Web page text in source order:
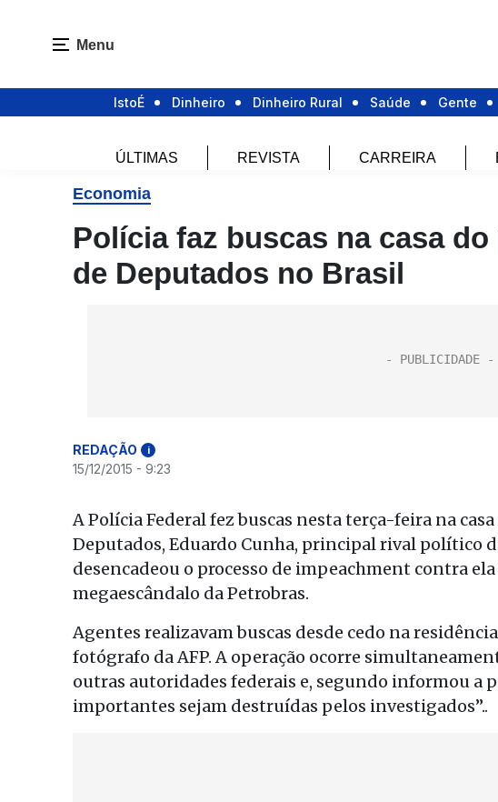
Menu
IstoÉ Dinheiro Dinheiro Rural Saúde Gente
ÚLTIMAS REVISTA CARREIRA
Economia
Polícia faz buscas na casa
de Deputados no Brasil
REDAÇÃO i
15/12/2015 - 9:23
A Polícia Federal fez buscas nesta terça-feira na
Deputados, Eduardo Cunha, principal rival político
desencadeou o processo de impeachment contra
megaescândalo da Petrobras.
Agentes realizavam buscas desde cedo na
fotógrafo da AFP. A operação ocorre
outras autoridades federais e, segundo informou a
importantes sejam destruídas pelos investigados”..